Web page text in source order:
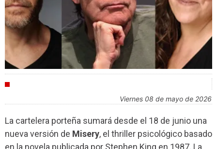
viernes 08 de mayo de 2026
La cartelera porteña sumará desde el 18 de junio una
nueva versión de Misery, el thriller psicológico basado
en la novela publicada por Stephen King en 1987. La